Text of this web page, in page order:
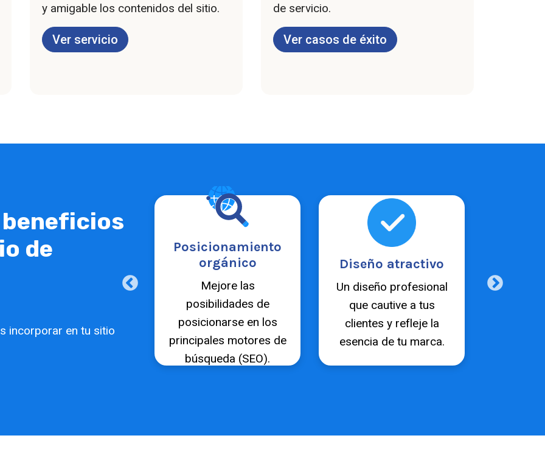
y amigable los contenidos del sitio.
Ver servicio
de servicio.
Ver casos de éxito
de
incorporar en tu sitio
Contenido
con nosotros es más
Posicionamiento
orgánico
Mejore las
posibilidades de
posicionarse en los
principales motores de
búsqueda (SEO).
Diseño atractivo
Un diseño profesional
que cautive a tus
clientes y refleje la
esencia de tu marca.